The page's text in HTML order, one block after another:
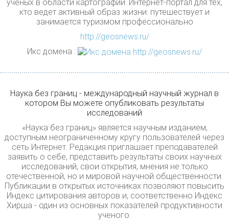
ученых в области картографии. Интернет-портал для тех,
кто ведет активный образ жизни: путешествует и
занимается туризмом профессионально
http://geosnews.ru/
Икс домена :
Наука без границ - международный научный журнал в
котором Вы можете опубликовать результаты
исследований
«Наука без границ» является научным изданием,
доступным неограниченному кругу пользователей через
сеть Интернет. Редакция приглашает преподавателей
заявить о себе, представить результаты своих научных
исследований, свои открытия, мнения не только
отечественной, но и мировой научной общественности.
Публикации в открытых источниках позволяют повысить
Индекс цитирования авторов и, соответственно Индекс
Хирша - один из основных показателей продуктивности
ученого.